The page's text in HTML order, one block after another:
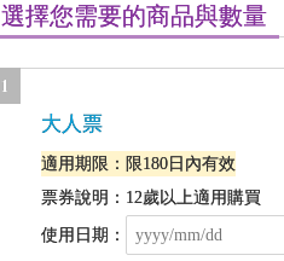
選擇您需要的商品與數量
1
大人票
適用期限：限180日內有效
票券說明：12歲以上適用購買
使用日期：